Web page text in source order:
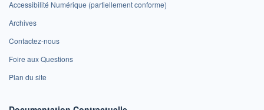
Accessibilité Numérique (partiellement conforme)
Archives
Contactez-nous
Foire aux Questions
Plan du site